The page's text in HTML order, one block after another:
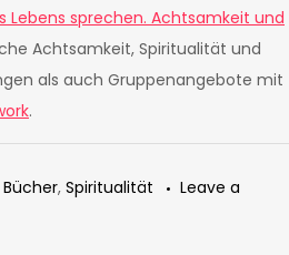
Lebens sprechen. Achtsamkeit und
Achtsamkeit, Spiritualität und
als auch Gruppenangebote mit
.
Bücher, Spiritualität
Leave a